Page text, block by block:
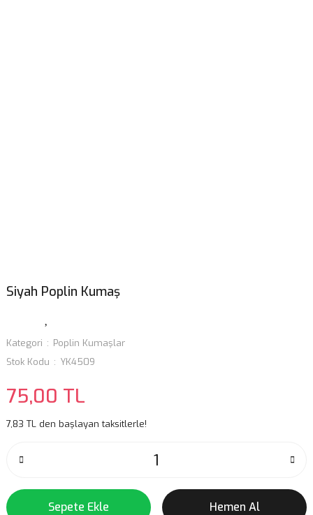
Siyah Poplin Kumaş
Kategori
Poplin Kumaşlar
Stok Kodu
YK4509
75,00 TL
7,83 TL den başlayan taksitlerle!
Sepete Ekle Hemen Al